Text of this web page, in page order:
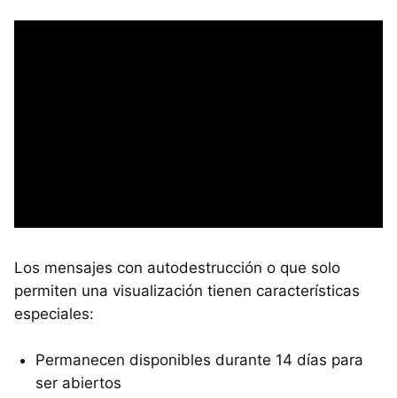
Los mensajes con autodestrucción o que solo
permiten una visualización tienen características
especiales:
Permanecen disponibles durante 14 días para
ser abiertos